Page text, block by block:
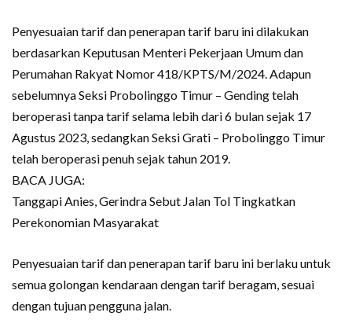
Penyesuaian tarif dan penerapan tarif baru ini dilakukan
berdasarkan Keputusan Menteri Pekerjaan Umum dan
Perumahan Rakyat Nomor 418/KPTS/M/2024. Adapun
sebelumnya Seksi Probolinggo Timur – Gending telah
beroperasi tanpa tarif selama lebih dari 6 bulan sejak 17
Agustus 2023, sedangkan Seksi Grati – Probolinggo Timur
telah beroperasi penuh sejak tahun 2019.
BACA JUGA:
Tanggapi Anies, Gerindra Sebut Jalan Tol Tingkatkan
Perekonomian Masyarakat
Penyesuaian tarif dan penerapan tarif baru ini berlaku untuk
semua golongan kendaraan dengan tarif beragam, sesuai
dengan tujuan pengguna jalan.